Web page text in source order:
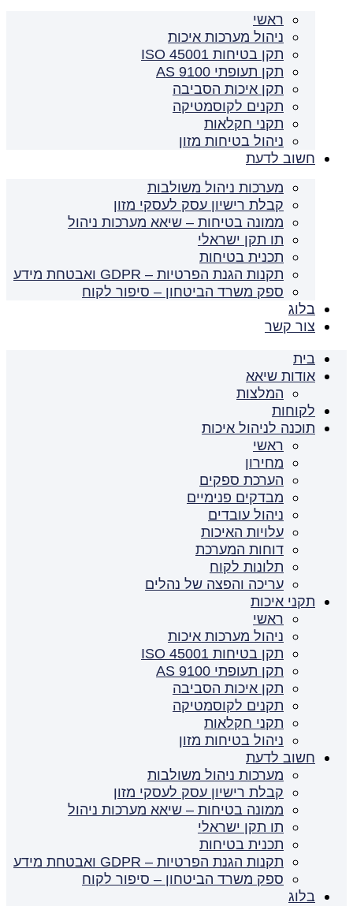
ראשי
ניהול מערכות איכות
תקן בטיחות ISO 45001
תקן תעופתי AS 9100
תקן איכות הסביבה
תקנים לקוסמטיקה
תקני חקלאות
ניהול בטיחות מזון
חשוב לדעת
מערכות ניהול משולבות
קבלת רישיון עסק לעסקי מזון
ממונה בטיחות – שיאא מערכות ניהול
תו תקן ישראלי
תכנית בטיחות
תקנות הגנת הפרטיות – GDPR ואבטחת מידע
ספק משרד הביטחון – סיפור לקוח
בלוג
צור קשר
בית
אודות שיאא
המלצות
לקוחות
תוכנה לניהול איכות
ראשי
מחירון
הערכת ספקים
מבדקים פנימיים
ניהול עובדים
עלויות האיכות
דוחות המערכת
תלונות לקוח
עריכה והפצה של נהלים
תקני איכות
ראשי
ניהול מערכות איכות
תקן בטיחות ISO 45001
תקן תעופתי AS 9100
תקן איכות הסביבה
תקנים לקוסמטיקה
תקני חקלאות
ניהול בטיחות מזון
חשוב לדעת
מערכות ניהול משולבות
קבלת רישיון עסק לעסקי מזון
ממונה בטיחות – שיאא מערכות ניהול
תו תקן ישראלי
תכנית בטיחות
תקנות הגנת הפרטיות – GDPR ואבטחת מידע
ספק משרד הביטחון – סיפור לקוח
בלוג